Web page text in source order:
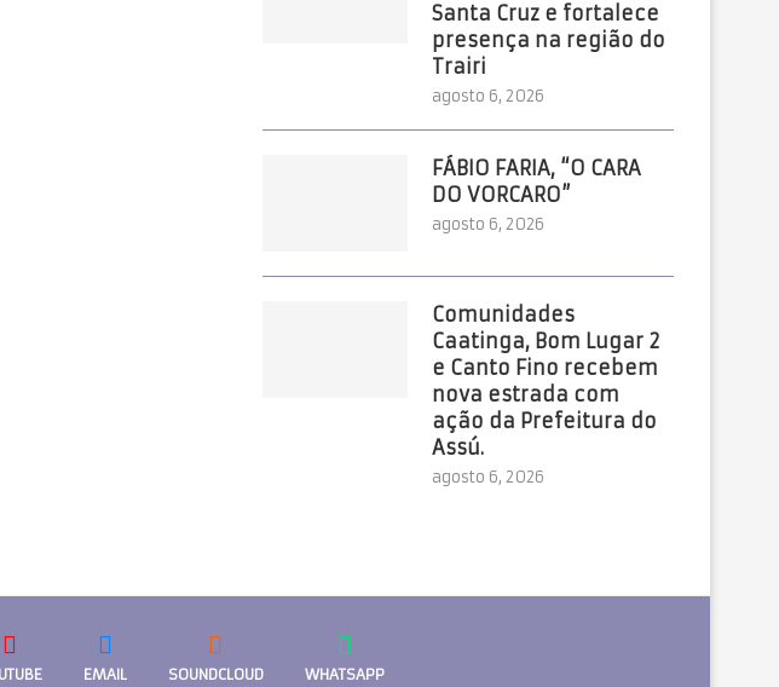
Santa Cruz e fortalece
presença na região do
Trairi
agosto 6, 2026
FÁBIO FARIA, “O CARA
DO VORCARO”
agosto 6, 2026
Comunidades
Caatinga, Bom Lugar 2
e Canto Fino recebem
nova estrada com
ação da Prefeitura do
Assú.
agosto 6, 2026
EMAIL SOUNDCLOUD WHATSAPP